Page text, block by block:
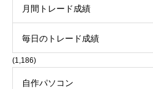
月間トレード成績
毎日のトレード成績
(1,186)
自作パソコン